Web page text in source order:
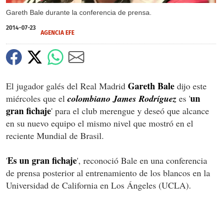
Gareth Bale durante la conferencia de prensa.
2014-07-23
AGENCIA EFE
El jugador galés del Real Madrid Gareth Bale dijo este
miércoles que el colombiano James Rodríguez es 'un
gran fichaje' para el club merengue y deseó que alcance
en su nuevo equipo el mismo nivel que mostró en el
reciente Mundial de Brasil.
'Es un gran fichaje', reconoció Bale en una conferencia
de prensa posterior al entrenamiento de los blancos en la
Universidad de California en Los Ángeles (UCLA).